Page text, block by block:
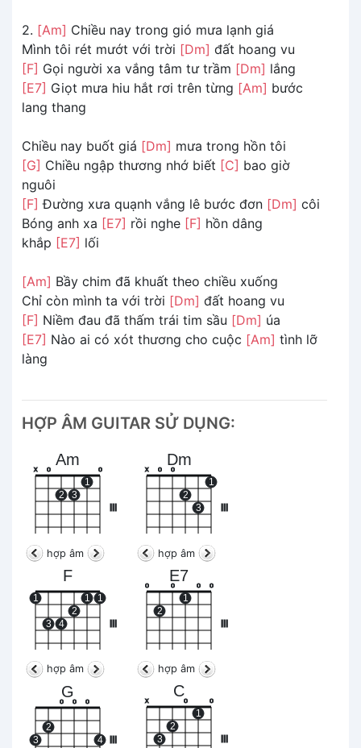
2. [Am] Chiều nay trong gió mưa lạnh giá
Mình tôi rét mướt với trời [Dm] đất hoang vu
[F] Gọi người xa vắng tâm tư trầm [Dm] lắng
[E7] Giọt mưa hiu hắt rơi trên từng [Am] bước
lang thang
Chiều nay buốt giá [Dm] mưa trong hồn tôi
[G] Chiều ngập thương nhớ biết [C] bao giờ
nguôi
[F] Đường xưa quạnh vắng lê bước đơn [Dm] côi
Bóng anh xa [E7] rồi nghe [F] hồn dâng
khắp [E7] lối
[Am] Bầy chim đã khuất theo chiều xuống
Chỉ còn mình ta với trời [Dm] đất hoang vu
[F] Niềm đau đã thấm trái tim sầu [Dm] úa
[E7] Nào ai có xót thương cho cuộc [Am] tình lỡ
làng
HỢP ÂM GUITAR SỬ DỤNG:
Am
x o
2 3
1
o
hợp âm
Dm
x o o
2
3
1
hợp âm
F
III
1
3 4
2
1 1
hợp âm
E7
o
2
o
1
o o
hợp âm
G
III
3
2
o o o
4
C
x
3
2
o
1
o